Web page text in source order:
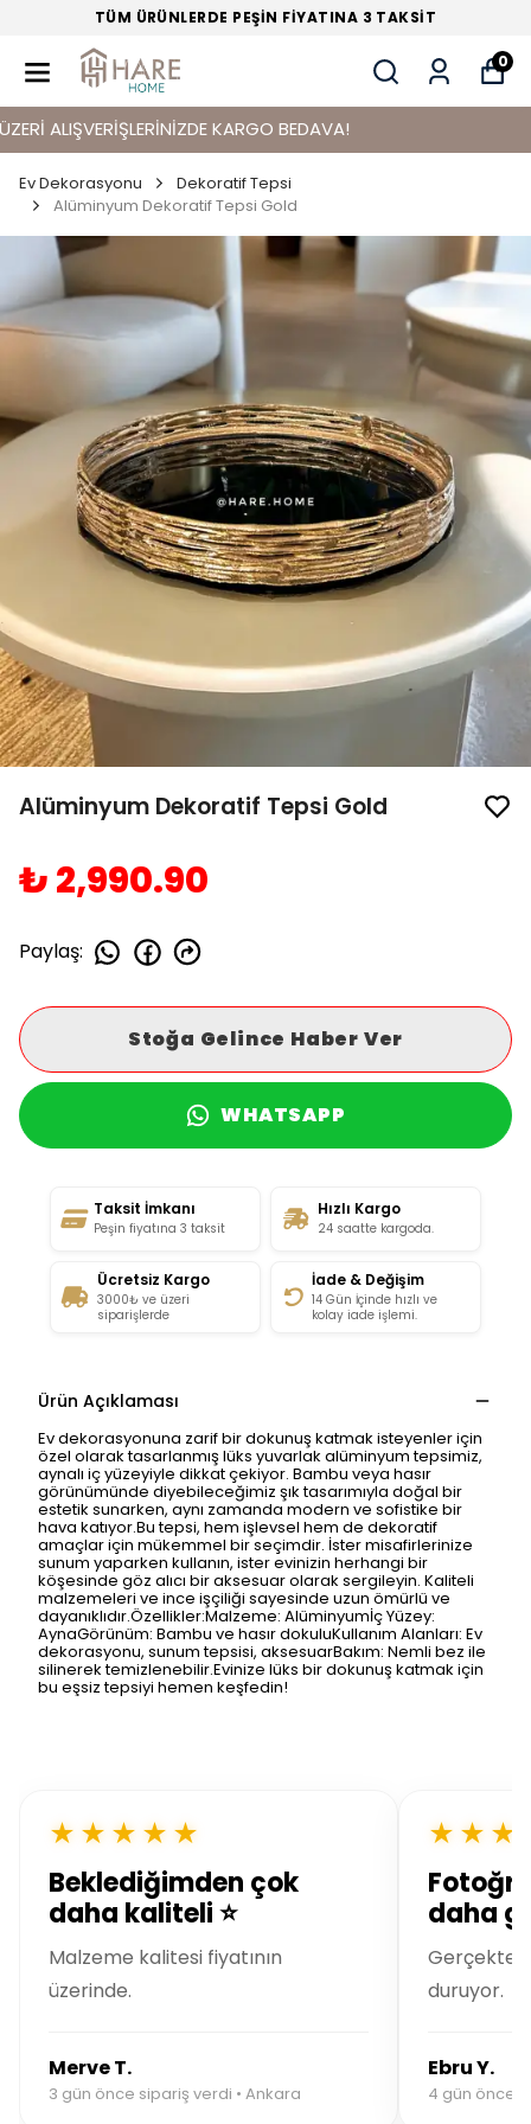
TÜM ÜRÜNLERDE PEŞİN FİYATINA 3 TAKSİT
0
KARGO BEDAVA!
Ev Dekorasyonu
Dekoratif Tepsi
Alüminyum Dekoratif Tepsi Gold
Alüminyum Dekoratif Tepsi Gold
₺ 2,990.90
Paylaş:
Stoğa Gelince Haber Ver
WHATSAPP
Taksit İmkanı
Peşin fiyatına 3 taksit
Hızlı Kargo
24 saatte kargoda.
Ücretsiz Kargo
3000₺ ve üzeri
siparişlerde
İade & Değişim
14 Gün İçinde hızlı ve
kolay iade işlemi.
Ürün Açıklaması
Ev dekorasyonuna zarif bir dokunuş katmak isteyenler için
özel olarak tasarlanmış lüks yuvarlak alüminyum tepsimiz,
aynalı iç yüzeyiyle dikkat çekiyor. Bambu veya hasır
görünümünde diyebileceğimiz şık tasarımıyla doğal bir
estetik sunarken, aynı zamanda modern ve sofistike bir
hava katıyor.Bu tepsi, hem işlevsel hem de dekoratif
amaçlar için mükemmel bir seçimdir. İster misafirlerinize
sunum yaparken kullanın, ister evinizin herhangi bir
köşesinde göz alıcı bir aksesuar olarak sergileyin. Kaliteli
malzemeleri ve ince işçiliği sayesinde uzun ömürlü ve
dayanıklıdır.Özellikler:Malzeme: Alüminyumİç Yüzey:
AynaGörünüm: Bambu ve hasır dokuluKullanım Alanları: Ev
dekorasyonu, sunum tepsisi, aksesuarBakım: Nemli bez ile
silinerek temizlenebilir.Evinize lüks bir dokunuş katmak için
bu eşsiz tepsiyi hemen keşfedin!
★★★★★
Beklediğimden çok
daha kaliteli ⭐
Malzeme kalitesi fiyatının
üzerinde.
Merve T.
3 gün önce sipariş verdi • Ankara
daha
Gerçekte
duruyor.
Ebru Y.
4 gün önce